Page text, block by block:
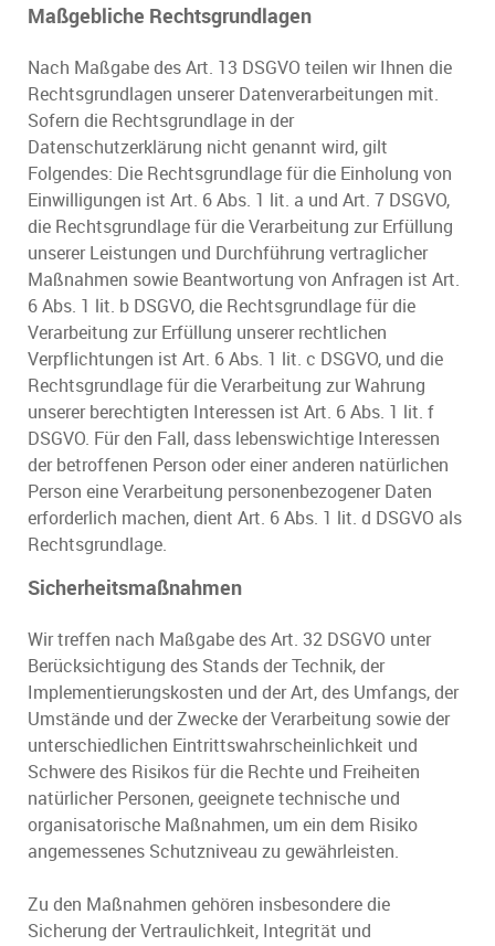
Maßgebliche Rechtsgrundlagen
Nach Maßgabe des Art. 13 DSGVO teilen wir Ihnen die
Rechtsgrundlagen unserer Datenverarbeitungen mit.
Sofern die Rechtsgrundlage in der
Datenschutzerklärung nicht genannt wird, gilt
Folgendes: Die Rechtsgrundlage für die Einholung von
Einwilligungen ist Art. 6 Abs. 1 lit. a und Art. 7 DSGVO,
die Rechtsgrundlage für die Verarbeitung zur Erfüllung
unserer Leistungen und Durchführung vertraglicher
Maßnahmen sowie Beantwortung von Anfragen ist Art.
6 Abs. 1 lit. b DSGVO, die Rechtsgrundlage für die
Verarbeitung zur Erfüllung unserer rechtlichen
Verpflichtungen ist Art. 6 Abs. 1 lit. c DSGVO, und die
Rechtsgrundlage für die Verarbeitung zur Wahrung
unserer berechtigten Interessen ist Art. 6 Abs. 1 lit. f
DSGVO. Für den Fall, dass lebenswichtige Interessen
der betroffenen Person oder einer anderen natürlichen
Person eine Verarbeitung personenbezogener Daten
erforderlich machen, dient Art. 6 Abs. 1 lit. d DSGVO als
Rechtsgrundlage.
Sicherheitsmaßnahmen
Wir treffen nach Maßgabe des Art. 32 DSGVO unter
Berücksichtigung des Stands der Technik, der
Implementierungskosten und der Art, des Umfangs, der
Umstände und der Zwecke der Verarbeitung sowie der
unterschiedlichen Eintrittswahrscheinlichkeit und
Schwere des Risikos für die Rechte und Freiheiten
natürlicher Personen, geeignete technische und
organisatorische Maßnahmen, um ein dem Risiko
angemessenes Schutzniveau zu gewährleisten.
Zu den Maßnahmen gehören insbesondere die
Sicherung der Vertraulichkeit, Integrität und